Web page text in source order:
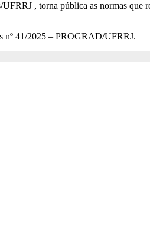
, torna pública as normas que
nº 41/2025 – PROGRAD/UFRRJ.